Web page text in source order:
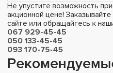
Не упустите возможность
акционной цене!
сайте или обращайтесь к
067 929-45-45
050 133-45-45
093 170-75-45